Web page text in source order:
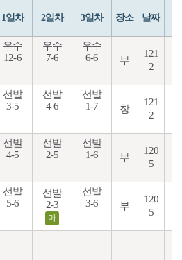
1일차 2일차 3일차 장소 날짜
우수
12-6
우수
7-6
우수
6-6
부
121
2
선발
3-5
선발
4-6
선발
1-7
창
121
2
선발
4-5
선발
2-5
선발
1-6
부
120
5
선발
5-6
선발
2-3
마
선발
3-6
부
120
5